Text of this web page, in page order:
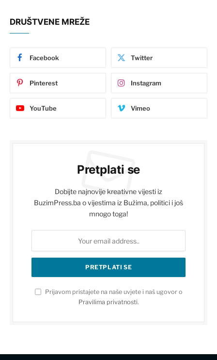
DRUŠTVENE MREŽE
Facebook Twitter
Pinterest Instagram
YouTube Vimeo
Pretplati se
Dobijte najnovije kreativne vijesti iz
BuzimPress.ba o vijestima iz Bužima, politici i još
mnogo toga!
Prijavom pristajete na naše uvjete i naš ugovor o
Pravilima privatnosti.